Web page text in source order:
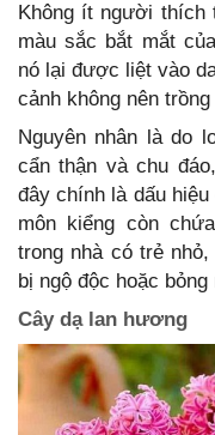
Không ít người thích
màu sắc bắt mắt
nó lại được liệt vào
cảnh không nên
Nguyên nhân là do
cẩn thận và chu
đây chính là dấu
môn kiểng còn
trong nhà có trẻ
bị ngộ độc hoặc
Cây dạ lan hương